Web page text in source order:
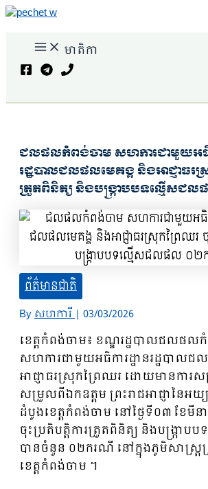
Skip
contentMain
Menu មាតិកា
ជលផលកំពង់ចាម សហការជាមួយអធិក
រដ្ឋបាលជលផលមេគង្គ និងអាជ្ញាធរ
ត្រួតពិនិត្យ និងបង្រ្កាបបទល្មើសជ
ព័ត៌មានជាតិ
Byសហការី| 03/03/2026
ខេត្តកំពង់ចាម៖ ខណ្ឌរដ្ឋបាលជលផល
សហការជាមួយអធិការដ្ឋានរដ្ឋបាលជ
អាជ្ញាធរស្រុកព្រៃឈរ ដោយមានការ
សម្រួលពីឯកឧត្តម ព្រះរាជអាជ្ញានៃអ
ដំបូងខេត្តកំពង់ចាម នៅថ្ងៃទី០៣ ខែមីន
ចុះប្រតិបត្តិការត្រួតពិនិត្យ និងបង្រ្កា
បានចំនួន ០២ករណី នៅក្នុងភូមិសាស្ត្
ខេត្តកំពង់ចាម ។